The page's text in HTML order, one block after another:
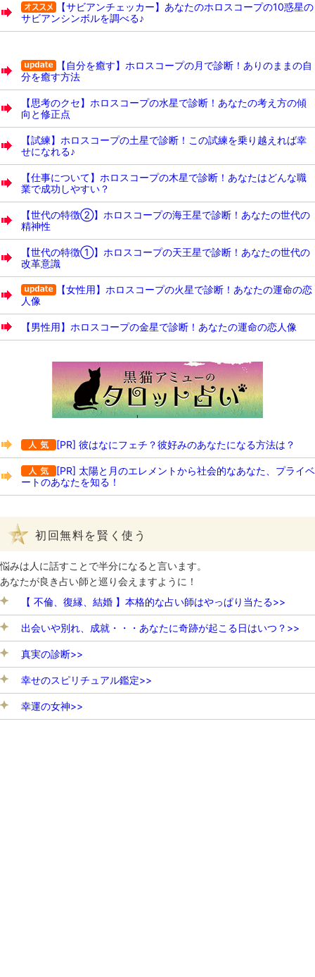
【サビアンチェッカー】あなたのホロスコープの10惑星の
サビアンシンボルを調べる♪
【自分を癒す】ホロスコープの月で診断！ありのままの自
分を癒す方法
【思考のクセ】ホロスコープの水星で診断！あなたの考え方の傾
向と修正点
【試練】ホロスコープの土星で診断！この試練を乗り越えれば幸
せになれる♪
【仕事について】ホロスコープの木星で診断！あなたはどんな職
業で成功しやすい？
【世代の特徴②】ホロスコープの海王星で診断！あなたの世代の
精神性
【世代の特徴①】ホロスコープの天王星で診断！あなたの世代の
改革意識
【女性用】ホロスコープの火星で診断！あなたの運命の恋
人像
【男性用】ホロスコープの金星で診断！あなたの運命の恋人像
[PR] 彼はなにフェチ？彼好みのあなたになる方法は？
[PR] 太陽と月のエレメントから社会的なあなた、プライベ
ートのあなたを知る！
初回無料を賢く使う
悩みは人に話すことで半分になると言います。
あなたが良き占い師と巡り会えますように！
【 不倫、復縁、結婚 】本格的な占い師はやっぱり当たる>>
出会いや別れ、成就・・・あなたに奇跡が起こる日はいつ？>>
真実の診断>>
幸せのスピリチュアル鑑定>>
幸運の女神>>